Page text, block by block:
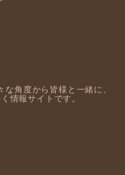
角度から皆様と一緒に、
情報サイトです。